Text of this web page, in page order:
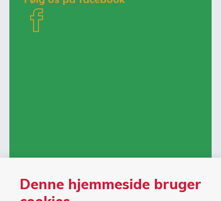
Denne hjemmeside bruger